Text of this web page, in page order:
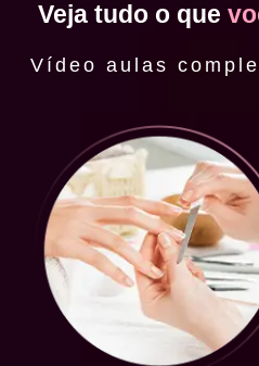
Veja tudo o que
Vídeo aulas